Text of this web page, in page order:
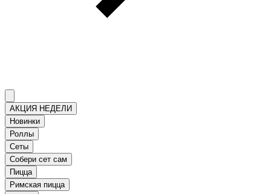
АКЦИЯ НЕДЕЛИ
Новинки
Роллы
Сеты
Собери сет сам
Пицца
Римская пицца